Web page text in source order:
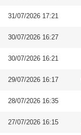
31/07/2026 17:21
30/07/2026 16:27
30/07/2026 16:21
29/07/2026 16:17
28/07/2026 16:35
27/07/2026 16:15